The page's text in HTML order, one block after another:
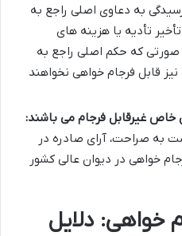
به دعاوی اصلی راجع به
تأدیه یا هزینه های
که حکم اصلی راجع به
قابل فرجام خواهی نخواهند
غیرقابل فرجام می باشند:
به صراحت، آرای صادره در
خواهی در دیوان عالی کشور
خواهی: دلایل